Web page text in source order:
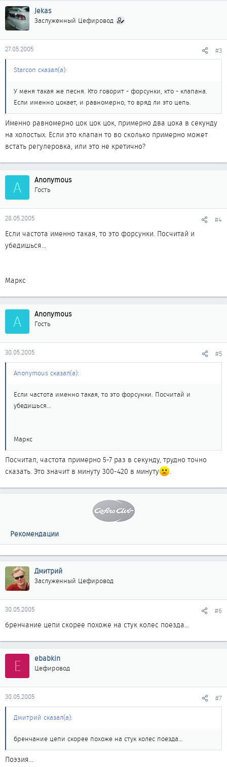
Jekas
Заслуженный Цефировод
27.05.2005 #3
Starcon сказал(а):
У меня такая же песня. Кто говорит - форсунки, кто - клапана.
Если именно цокает, и равномерно, то вряд ли это цепь.
Именно равномерно цок цок цок, примерно два цока в секунду
на холостых. Если это клапан то во сколько примерно может
встать регулеровка, или это не кретично?
A Anonymous
Гость
28.05.2005 #4
Если частота именно такая, то это форсунки. Посчитай и
убедишься...
Маркс
A Anonymous
Гость
30.05.2005 #5
Anonymous сказал(а):
Если частота именно такая, то это форсунки. Посчитай и
убедишься...
Маркс
Посчитал, частота примерно 5-7 раз в секунду, трудно точно
сказать. Это значит в минуту 300-420 в минуту
.
Рекомендации
Дмитрий
Заслуженный Цефировод
30.05.2005 #6
бренчание цепи скорее похоже на стук колес поезда...
E ebabkin
Цефировод
30.05.2005 #7
Дмитрий сказал(а):
бренчание цепи скорее похоже на стук колес поезда...
Поэзия...